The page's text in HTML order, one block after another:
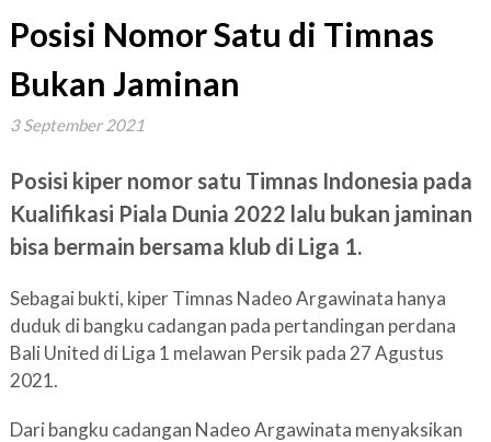
Posisi Nomor Satu di Timnas
Bukan Jaminan
3 September 2021
Posisi kiper nomor satu Timnas Indonesia pada
Kualifikasi Piala Dunia 2022 lalu bukan jaminan
bisa bermain bersama klub di Liga 1.
Sebagai bukti, kiper Timnas Nadeo Argawinata hanya
duduk di bangku cadangan pada pertandingan perdana
Bali United di Liga 1 melawan Persik pada 27 Agustus
2021.
Dari bangku cadangan Nadeo Argawinata menyaksikan